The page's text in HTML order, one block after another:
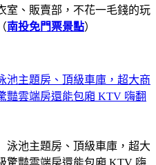
室、販賣部，不花一毛錢的玩
南投免門票景點）
池主題房、頂級車庫，超大商
豔雲端房還能包廂 KTV 嗨翻